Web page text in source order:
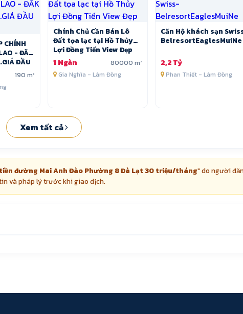
- ĐĂK
ĐẦU
190 m²
Chính Chủ Cần Bán Lô
Đất tọa lạc tại Hồ Thủy
Lợi Đồng Tiến View Đẹp
1 Ngàn 80000 m²
Gia Nghĩa - Lâm Đồng
Căn Hộ khách sạn
BelresortEaglesMuiNe
2,2 Tỷ
Phan Thiết - Lâm Đồng
Xem tất cả
đường Mai Anh Đào Phường 8 Đà Lạt 30 triệu/tháng" do người
và pháp lý trước khi giao dịch.